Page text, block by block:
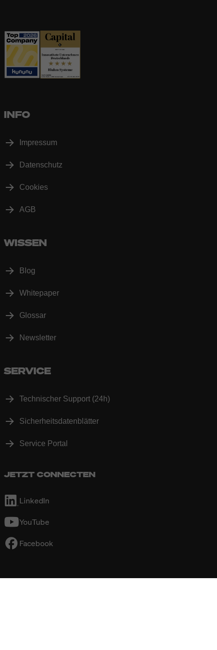
INFO
Impressum
Datenschutz
Cookies
AGB
WISSEN
Blog
Whitepaper
Glossar
Newsletter
SERVICE
Technischer Support (24h)
Sicherheitsdatenblätter
Service Portal
JETZT CONNECTEN
LinkedIn
YouTube
Facebook